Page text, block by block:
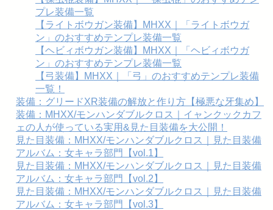
プレ装備一覧
【ライトボウガン装備】MHXX｜「ライトボウガ
ン」のおすすめテンプレ装備一覧
【ヘビィボウガン装備】MHXX｜「ヘビィボウガ
ン」のおすすめテンプレ装備一覧
【弓装備】MHXX｜「弓」のおすすめテンプレ装備
一覧！
装備：グリードXR装備の解放と作り方【極悪な牙集め】
装備：MHXX/モンハンダブルクロス｜イャンクックカフ
ェの人が使っている実用&見た目装備を大公開！
見た目装備：MHXX/モンハンダブルクロス｜見た目装備
アルバム：女キャラ部門【vol.1】
見た目装備：MHXX/モンハンダブルクロス｜見た目装備
アルバム：女キャラ部門【vol.2】
見た目装備：MHXX/モンハンダブルクロス｜見た目装備
アルバム：女キャラ部門【vol.3】